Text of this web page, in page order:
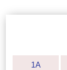
1A